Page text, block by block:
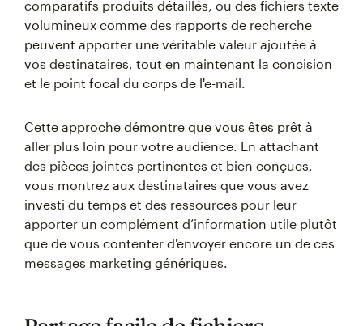
comparatifs produits détaillés, ou des fichiers texte
volumineux comme des rapports de recherche
peuvent apporter une véritable valeur ajoutée à
vos destinataires, tout en maintenant la concision
et le point focal du corps de l'e-mail.
Cette approche démontre que vous êtes prêt à
aller plus loin pour votre audience. En attachant
des pièces jointes pertinentes et bien conçues,
vous montrez aux destinataires que vous avez
investi du temps et des ressources pour leur
apporter un complément d’information utile plutôt
que de vous contenter d'envoyer encore un de ces
messages marketing génériques.